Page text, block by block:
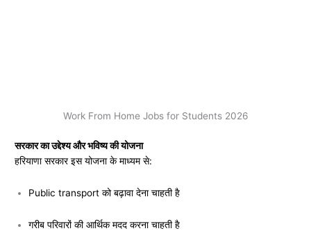
Work From Home Jobs for Students 2026
सरकार का उद्देश्य और भविष्य की योजना
हरियाणा सरकार इस योजना के माध्यम से:
Public transport को बढ़ावा देना चाहती है
गरीब परिवारों की आर्थिक मदद करना चाहती है